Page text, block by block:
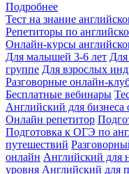
Подробнее
Тест на знание
Репетиторы по
Онлайн-курсы
Для малышей 3-6 лет
группе Для взрослых
Разговорные онлайн-
Бесплатные вебинары
Английский для бизнеса
Онлайн репетитор
Подготовка к ОГЭ по
путешествий
онлайн Английский для
уровня Английский для